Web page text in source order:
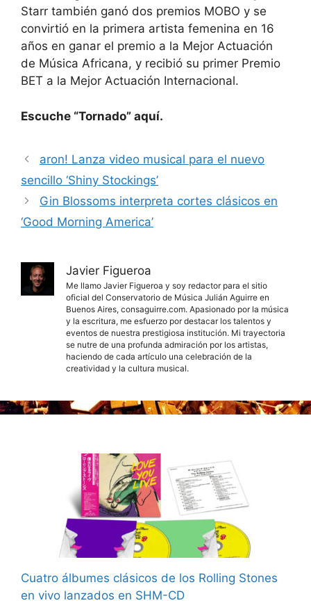
Starr también ganó dos premios MOBO y se
convirtió en la primera artista femenina en 16
años en ganar el premio a la Mejor Actuación
de Música Africana, y recibió su primer Premio
BET a la Mejor Actuación Internacional.
Escuche “Tornado” aquí.
aron! Lanza video musical para el nuevo
sencillo ‘Shiny Stockings’
Gin Blossoms interpreta cortes clásicos en
‘Good Morning America’
Javier Figueroa
Me llamo Javier Figueroa y soy redactor para el sitio
oficial del Conservatorio de Música Julián Aguirre en
Buenos Aires, consaguirre.com. Apasionado por la música
y la escritura, me esfuerzo por destacar los talentos y
eventos de nuestra prestigiosa institución. Mi trayectoria
se nutre de una profunda admiración por los artistas,
haciendo de cada artículo una celebración de la
creatividad y la cultura musical.
Cuatro álbumes clásicos de los Rolling Stones
en vivo lanzados en SHM-CD